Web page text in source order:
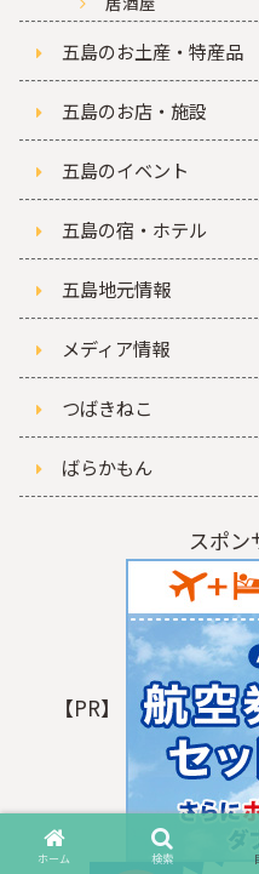
五島のお土産・特産品
五島のお店・施設
五島のイベント
五島の宿・ホテル
五島地元情報
メディア情報
つばきねこ
ばらかもん
スポン
【PR】
ホーム 検索